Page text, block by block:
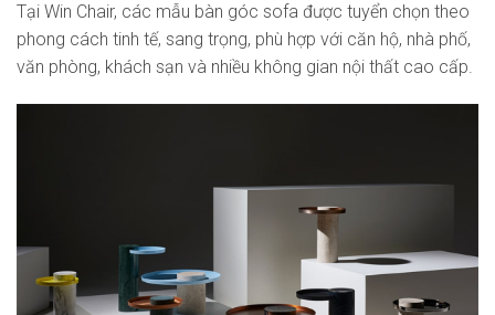
Tại Win Chair, các mẫu bàn góc sofa được tuyển chọn theo
phong cách tinh tế, sang trọng, phù hợp với căn hộ, nhà phố,
văn phòng, khách sạn và nhiều không gian nội thất cao cấp.